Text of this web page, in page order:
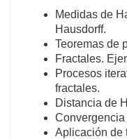
Medidas de
Hausdorff.
Teoremas de
Fractales.
Procesos
fractales.
Distancia de
Aplicación de